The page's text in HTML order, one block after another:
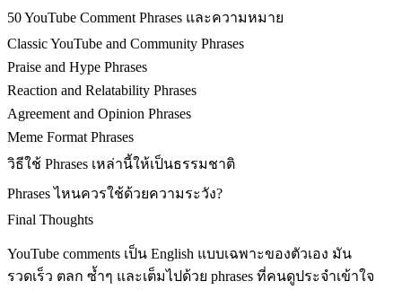
50 YouTube Comment Phrases และความหมาย
Classic YouTube and Community Phrases
Praise and Hype Phrases
Reaction and Relatability Phrases
Agreement and Opinion Phrases
Meme Format Phrases
วิธีใช้ Phrases เหล่านี้ให้เป็นธรรมชาติ
Phrases ไหนควรใช้ด้วยความระวัง?
Final Thoughts
YouTube comments เป็น English แบบเฉพาะของตัวเอง มัน
รวดเร็ว ตลก ซ้ำๆ และเต็มไปด้วย phrases ที่คนดูประจำเข้าใจ